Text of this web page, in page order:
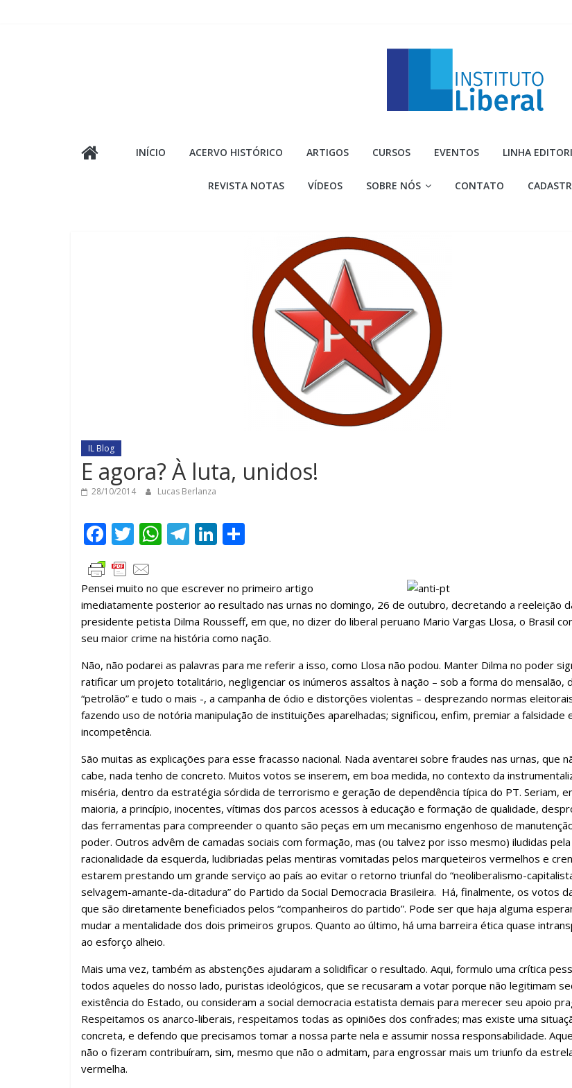
Liberal
parte
importante
da
sociedade.
INÍCIO ACERVO HISTÓRICO ARTIGOS CURSOS EVENTOS LINHA
REVISTA NOTAS VÍDEOS SOBRE NÓS CONTATO
IL Blog
E agora? À luta, unidos!
28/10/2014 Lucas Berlanza
F
ac
e
b
o
o
k
T
w
itt
er
W
s
A
p
p
T
gr
a
m
Li
e
dI
n
m
p
ar
til
h
ar
Pensei muito no que escrever no primeiro artigo
imediatamente posterior ao resultado nas urnas no domingo, 26 de outubro, decretando a reeleição
presidente petista Dilma Rousseff, em que, no dizer do liberal peruano Mario Vargas Llosa, o Brasil
seu maior crime na história como nação.
Não, não podarei as palavras para me referir a isso, como Llosa não podou. Manter Dilma no poder
ratificar um projeto totalitário, negligenciar os inúmeros assaltos à nação – sob a forma do mensalão,
“petrolão” e tudo o mais -, a campanha de ódio e distorções violentas – desprezando normas
fazendo uso de notória manipulação de instituições aparelhadas; significou, enfim, premiar a falsidade
incompetência.
São muitas as explicações para esse fracasso nacional. Nada aventarei sobre fraudes nas urnas, que
cabe, nada tenho de concreto. Muitos votos se inserem, em boa medida, no contexto da
miséria, dentro da estratégia sórdida de terrorismo e geração de dependência típica do PT. Seriam,
maioria, a princípio, inocentes, vítimas dos parcos acessos à educação e formação de qualidade,
das ferramentas para compreender o quanto são peças em um mecanismo engenhoso de
poder. Outros advêm de camadas sociais com formação, mas (ou talvez por isso mesmo) iludidas
racionalidade da esquerda, ludibriadas pelas mentiras vomitadas pelos marqueteiros vermelhos e
estarem prestando um grande serviço ao país ao evitar o retorno triunfal do “neoliberalismo-
selvagem-amante-da-ditadura” do Partido da Social Democracia Brasileira. Há, finalmente, os votos
que são diretamente beneficiados pelos “companheiros do partido”. Pode ser que haja alguma
mudar a mentalidade dos dois primeiros grupos. Quanto ao último, há uma barreira ética quase
ao esforço alheio.
Mais uma vez, também as abstenções ajudaram a solidificar o resultado. Aqui, formulo uma crítica
todos aqueles do nosso lado, puristas ideológicos, que se recusaram a votar porque não legitimam
existência do Estado, ou consideram a social democracia estatista demais para merecer seu apoio
Respeitamos os anarco-liberais, respeitamos todas as opiniões dos confrades; mas existe uma
concreta, e defendo que precisamos tomar a nossa parte nela e assumir nossa responsabilidade.
não o fizeram contribuíram, sim, mesmo que não o admitam, para engrossar mais um triunfo da
vermelha.